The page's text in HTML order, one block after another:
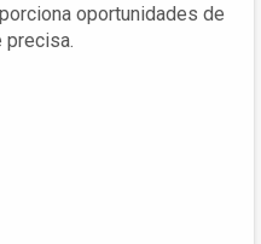
oportunidades de
precisa.